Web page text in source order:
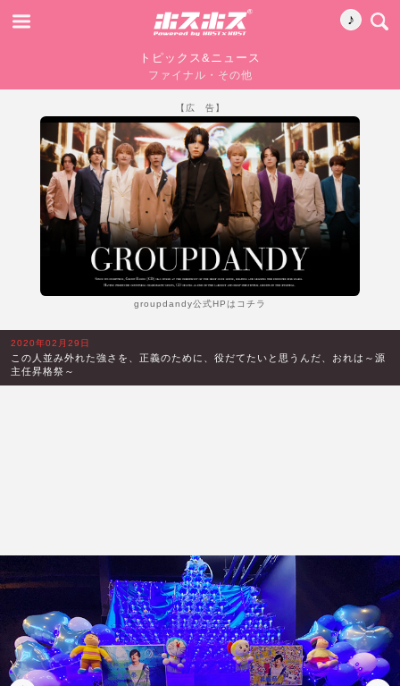
♪
トピックス&ニュース
ファイナル・その他
【広 告】
groupdandy公式HPはコチラ
2020年02月29日
この人並み外れた強さを、正義のために、役だてたいと思うんだ、おれは～源
主任昇格祭～